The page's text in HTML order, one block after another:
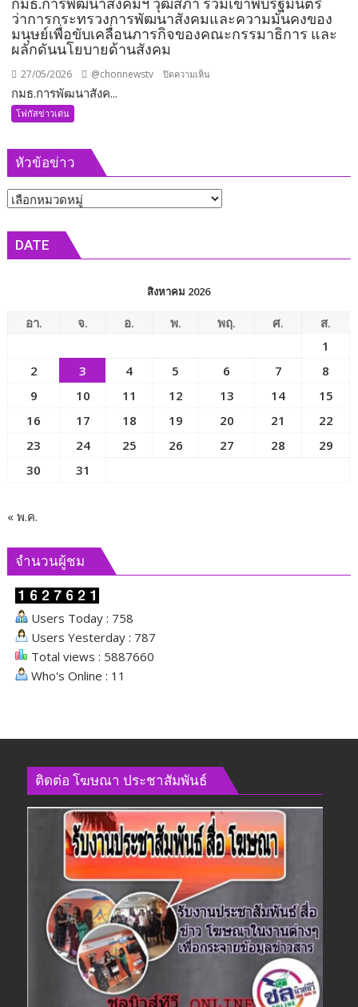
กมธ.การพัฒนาสังคมฯ วุฒิสภา ร่วมเข้าพบรัฐมนตรี
ว่าการกระทรวงการพัฒนาสังคมและความมั่นคงของ
มนุษย์เพื่อขับเคลื่อนภารกิจของคณะกรรมาธิการ และ
ผลักดันนโยบายด้านสังคม
27/05/2026 @chonnewstv ปิดความเห็น
เข้า
พบ
และ
ของ
มนุษย์
ขับ
เคลื่อน
กมธ.การพัฒนาสังค...
โฟกัสข่าวเด่น
หัวข้อข่าว
หัวข้อ
DATE
สิงหาคม 2026
อา. จ. อ. พ. พฤ. ศ.
ส.
1
2
3 4 5 6 7
8
9
10 11 12 13 14
15
16
17 18 19 20 21
22
23
24 25 26 27 28
29
30
31
« พ.ค.
จำนวนผู้ชม
Users Today : 758
Users Yesterday : 787
Total views : 5887660
Who's Online : 11
ติดต่อ​ โฆษณา​ ประชาสัมพันธ์